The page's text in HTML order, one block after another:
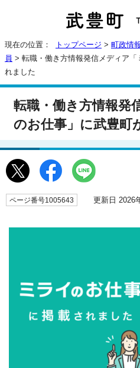
現在の位置： トップページ > 町政情
員 > 転職・働き方情報発信メディア
れました
転職・働き方情報発
のお仕事」に武豊町
ページ番号1005643 更新日 2026